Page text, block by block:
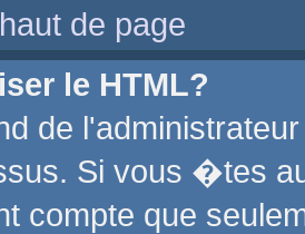
de page
le HTML?
de
Si vous �tes
compte que